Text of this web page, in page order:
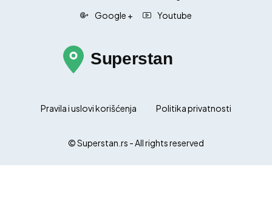
Google +
Youtube
Pravila i uslovi korišćenja Politika privatnosti
© Superstan.rs - All rights reserved